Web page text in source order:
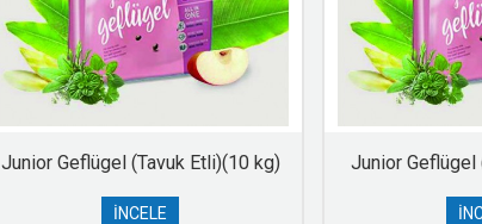
Junior Geflügel (Tavuk Etli)(10 kg)
İNCELE
Junior Geflügel